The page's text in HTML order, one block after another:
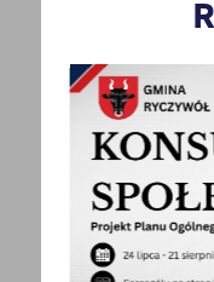
Konkurs
edycja”
Zapraszamy do
fotograficznym
edycja”. Prace...